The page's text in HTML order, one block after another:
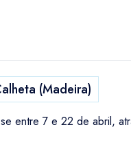
(Madeira)
entre 7 e 22 de abril,